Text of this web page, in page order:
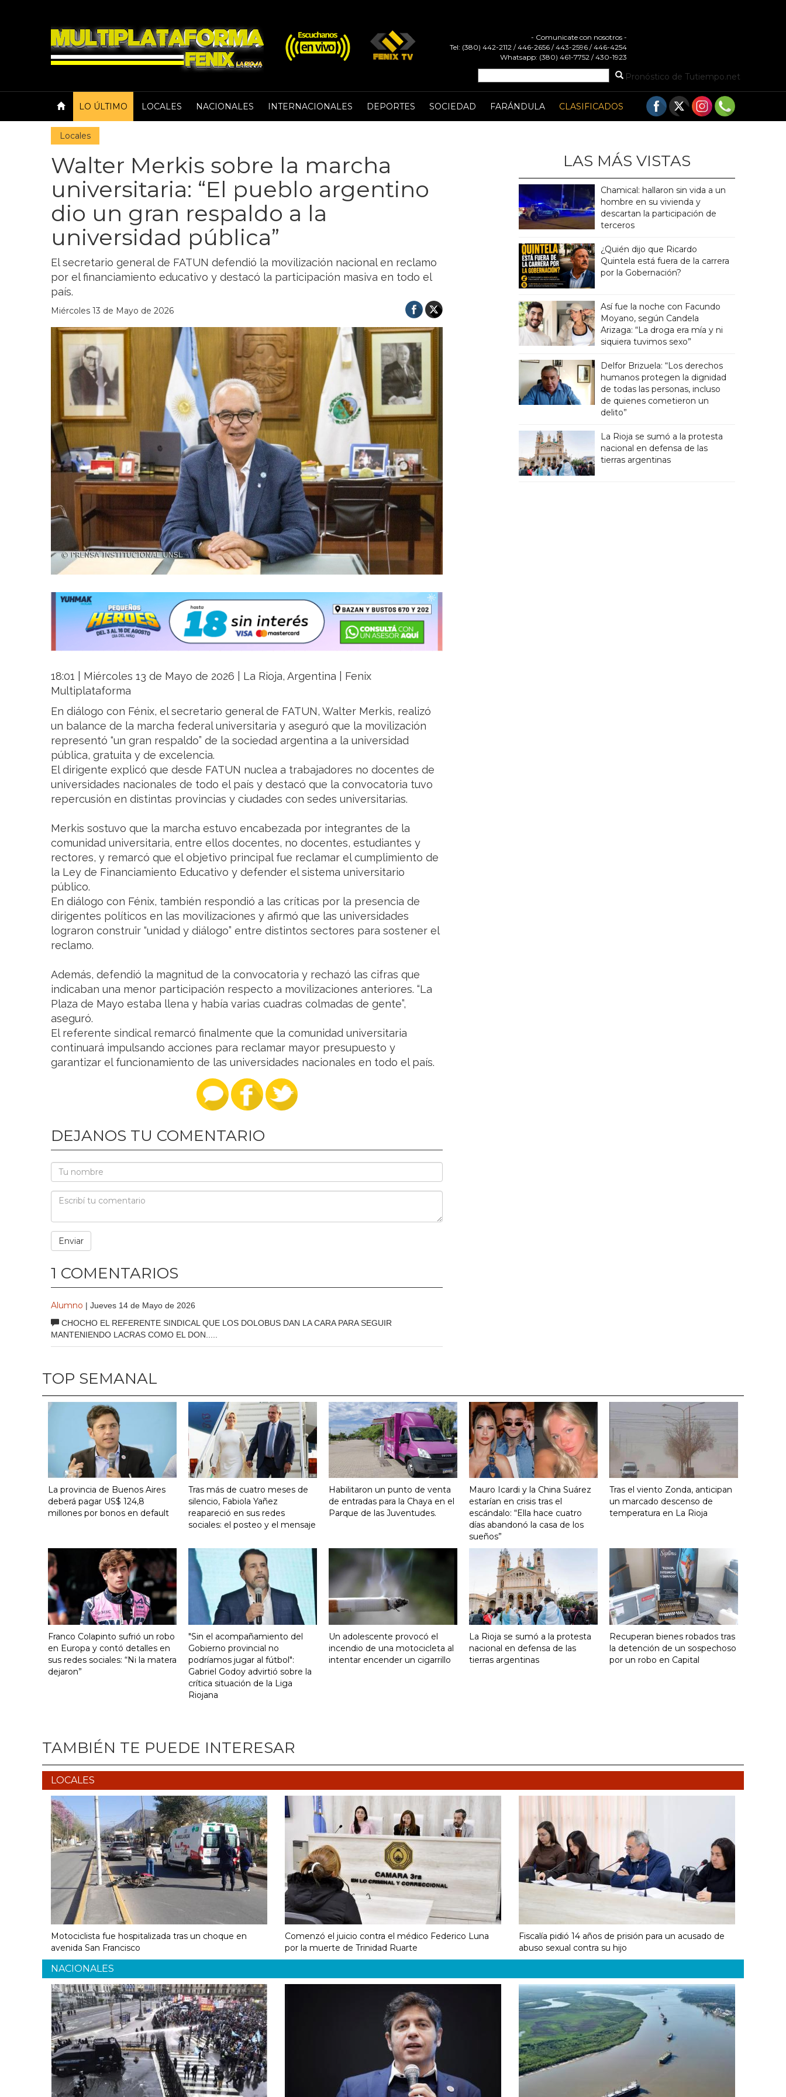
- Comunicate con nosotros -
Tel: (380) 442-2112 / 446-2656 / 443-2596 / 446-4254
Whatsapp: (380) 461-7752 / 430-1923
Pronóstico de Tutiempo.net
LO ÚLTIMO LOCALES NACIONALES INTERNACIONALES DEPORTES SOCIEDAD FARÁNDULA CLASIFICADOS
Locales
Walter Merkis sobre la marcha
universitaria: “El pueblo argentino
dio un gran respaldo a la
universidad pública”
El secretario general de FATUN defendió la movilización nacional en reclamo
por el financiamiento educativo y destacó la participación masiva en todo el
país.
Miércoles 13 de Mayo de 2026
18:01 | Miércoles 13 de Mayo de 2026 | La Rioja, Argentina | Fenix
Multiplataforma
En diálogo con Fénix, el secretario general de FATUN, Walter Merkis, realizó
un balance de la marcha federal universitaria y aseguró que la movilización
representó “un gran respaldo” de la sociedad argentina a la universidad
pública, gratuita y de excelencia.
El dirigente explicó que desde FATUN nuclea a trabajadores no docentes de
universidades nacionales de todo el país y destacó que la convocatoria tuvo
repercusión en distintas provincias y ciudades con sedes universitarias.
Merkis sostuvo que la marcha estuvo encabezada por integrantes de la
comunidad universitaria, entre ellos docentes, no docentes, estudiantes y
rectores, y remarcó que el objetivo principal fue reclamar el cumplimiento de
la Ley de Financiamiento Educativo y defender el sistema universitario
público.
En diálogo con Fénix, también respondió a las críticas por la presencia de
dirigentes políticos en las movilizaciones y afirmó que las universidades
lograron construir “unidad y diálogo” entre distintos sectores para sostener el
reclamo.
Además, defendió la magnitud de la convocatoria y rechazó las cifras que
indicaban una menor participación respecto a movilizaciones anteriores. “La
Plaza de Mayo estaba llena y había varias cuadras colmadas de gente”,
aseguró.
El referente sindical remarcó finalmente que la comunidad universitaria
continuará impulsando acciones para reclamar mayor presupuesto y
garantizar el funcionamiento de las universidades nacionales en todo el país.
DEJANOS TU COMENTARIO
1 COMENTARIOS
Alumno | Jueves 14 de Mayo de 2026
CHOCHO EL REFERENTE SINDICAL QUE LOS DOLOBUS DAN LA CARA PARA SEGUIR
MANTENIENDO LACRAS COMO EL DON.....
LAS MÁS VISTAS
Chamical: hallaron sin vida a un
hombre en su vivienda y
descartan la participación de
terceros
¿Quién dijo que Ricardo
Quintela está fuera de la carrera
por la Gobernación?
Así fue la noche con Facundo
Moyano, según Candela
Arizaga: “La droga era mía y ni
siquiera tuvimos sexo”
Delfor Brizuela: “Los derechos
humanos protegen la dignidad
de todas las personas, incluso
de quienes cometieron un
delito”
La Rioja se sumó a la protesta
nacional en defensa de las
tierras argentinas
TOP SEMANAL
La provincia de Buenos Aires
deberá pagar US$ 124,8
millones por bonos en default
Tras más de cuatro meses de
silencio, Fabiola Yañez
reapareció en sus redes
sociales: el posteo y el mensaje
Habilitaron un punto de venta
de entradas para la Chaya en el
Parque de las Juventudes.
Mauro Icardi y la China Suárez
estarían en crisis tras el
escándalo: “Ella hace cuatro
días abandonó la casa de los
sueños”
Tras el viento Zonda, anticipan
un marcado descenso de
temperatura en La Rioja
Franco Colapinto sufrió un robo
en Europa y contó detalles en
sus redes sociales: “Ni la matera
dejaron”
"Sin el acompañamiento del
Gobierno provincial no
podríamos jugar al fútbol":
Gabriel Godoy advirtió sobre la
crítica situación de la Liga
Riojana
Un adolescente provocó el
incendio de una motocicleta al
intentar encender un cigarrillo
La Rioja se sumó a la protesta
nacional en defensa de las
tierras argentinas
Recuperan bienes robados tras
la detención de un sospechoso
por un robo en Capital
TAMBIÉN TE PUEDE INTERESAR
LOCALES
Motociclista fue hospitalizada tras un choque en
avenida San Francisco
Comenzó el juicio contra el médico Federico Luna
por la muerte de Trinidad Ruarte
Fiscalía pidió 14 años de prisión para un acusado de
abuso sexual contra su hijo
NACIONALES